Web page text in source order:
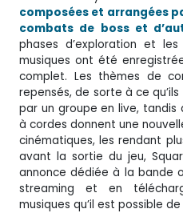
composées et arrangées
combats de boss et
phases d’exploration et
musiques ont été
complet. Les thèmes de
repensés, de sorte à ce
par un groupe en live, tandis
à cordes donnent une
cinématiques, les rendant
avant la sortie du jeu,
annonce dédiée à la bande
streaming et en
musiques qu’il est possible